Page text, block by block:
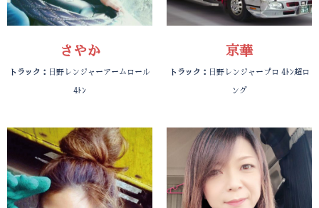
さやか
トラック： 日野レンジャーアームロール
4ﾄﾝ
京華
トラック： 日野レンジャープロ 4ﾄﾝ超ロ
ング